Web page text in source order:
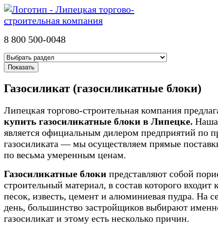
8 800 500-0048
Газосиликат (газосиликатные блоки)
Липецкая торгово-строительная компания
купить газосиликатные блоки в Липецке.
является официальным дилером предприятий по
газосиликата — мы осуществляем прямые
по весьма умеренным ценам.
Газосиликатные блоки представляют собой
строительный материал, в состав которого входит
песок, известь, цемент и алюминиевая пудра. На
день, большинство застройщиков выбирают
газосиликат и этому есть несколько причин.